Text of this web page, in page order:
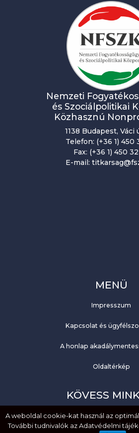
Nemzeti
és Szociálpolitikai
Közhasznú
1138 Budapest, Váci
Telefon: (+36 1) 450
Fax: (+36 1) 450
E-mail:
MENÜ
Impresszum
Kapcsolat és
A honlap
Oldaltérkép
KÖVESS
Facebook
A weboldal cookie-kat használ az
További tudnivalók az Adatvédelmi